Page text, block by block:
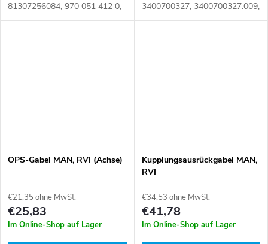
81307256084, 970 051 412 0,
9700514120 Artikelnummer:
3400700327, 3400700327:009,
3400700327:809,
OPS-Gabel MAN, RVI (Achse)
€21,35 ohne MwSt.
€25,83
Im Online-Shop auf Lager
Kupplungsausrückgabel MAN,
RVI
€34,53 ohne MwSt.
€41,78
Im Online-Shop auf Lager